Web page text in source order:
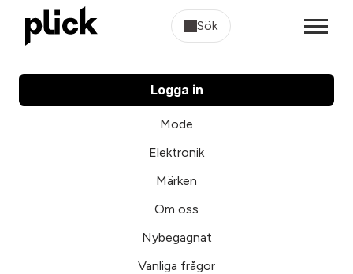
Sök
Logga in
Mode
Elektronik
Märken
Om oss
Nybegagnat
Vanliga frågor